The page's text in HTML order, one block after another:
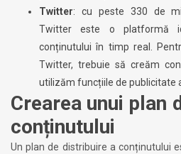
Twitter: cu peste 330 de
Twitter este o platformă
conținutului în timp real.
Twitter, trebuie să creăm
utilizăm funcțiile de publicitate
Crearea unui plan
conținutului
Un plan de distribuire a conținutului